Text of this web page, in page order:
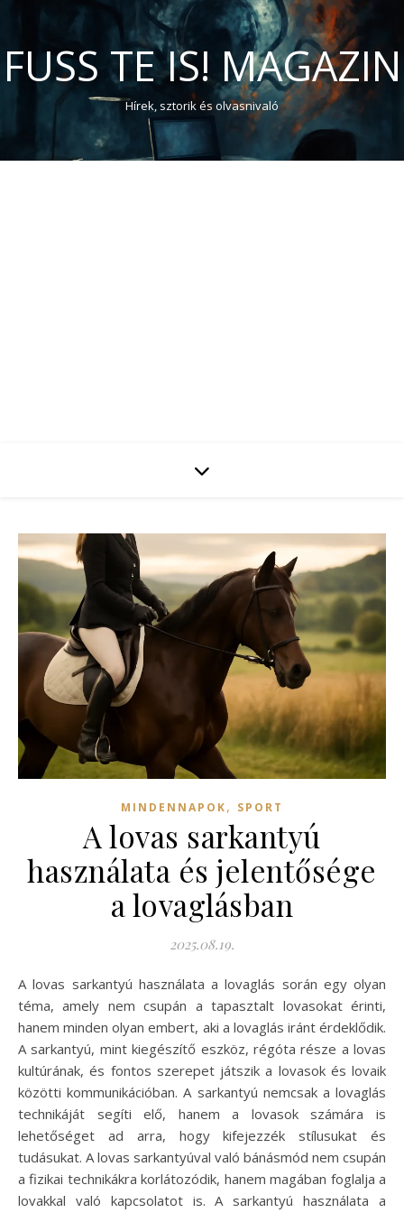
FUSS TE IS! MAGAZIN
Hírek, sztorik és olvasnivaló
MINDENNAPOK, SPORT
A lovas sarkantyú
használata és jelentősége
a lovaglásban
2025.08.19.
A lovas sarkantyú használata a lovaglás során egy olyan
téma, amely nem csupán a tapasztalt lovasokat érinti,
hanem minden olyan embert, aki a lovaglás iránt érdeklődik.
A sarkantyú, mint kiegészítő eszköz, régóta része a lovas
kultúrának, és fontos szerepet játszik a lovasok és lovaik
közötti kommunikációban. A sarkantyú nemcsak a lovaglás
technikáját segíti elő, hanem a lovasok számára is
lehetőséget ad arra, hogy kifejezzék stílusukat és
tudásukat. A lovas sarkantyúval való bánásmód nem csupán
a fizikai technikákra korlátozódik, hanem magában foglalja a
lovakkal való kapcsolatot is. A sarkantyú használata a